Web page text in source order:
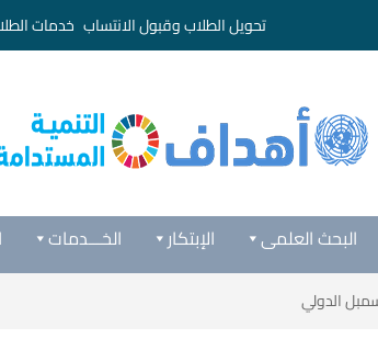
تحويل الطلاب وقبول الانتساب خدمات
الخـــدمات الإبتكار البحث العلمى
الدولي